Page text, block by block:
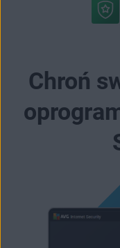
Chroń